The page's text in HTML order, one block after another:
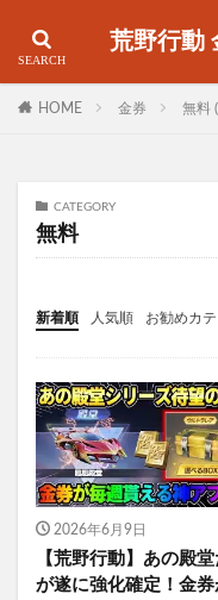
荒野行動
HOME 金券 無料
CATEGORY
無料
新着順 人気順 お勧めカテ
金券
2026年6月9日
【荒野行動】あの殿
が遂に強化確定！金券